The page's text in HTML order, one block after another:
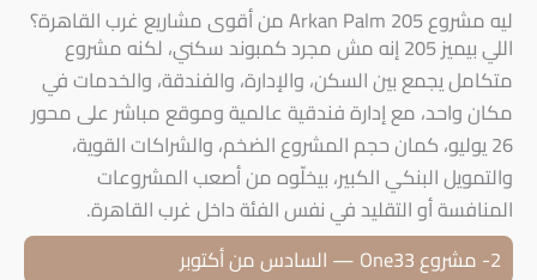
ليه مشروع 205 Arkan Palm من أقوى مشاريع غرب القاهرة؟
اللي بيميز 205 إنه مش مجرد كمبوند سكني، لكنه مشروع
متكامل يجمع بين السكن، والإدارة، والفندقة، والخدمات في
مكان واحد، مع إدارة فندقية عالمية وموقع مباشر على محور
26 يوليو، كمان حجم المشروع الضخم، والشراكات القوية،
والتمويل البنكي الكبير، بيخلّوه من أصعب المشروعات
المنافسة أو التقليد في نفس الفئة داخل غرب القاهرة.
2- مشروع One33 — السادس من أكتوبر